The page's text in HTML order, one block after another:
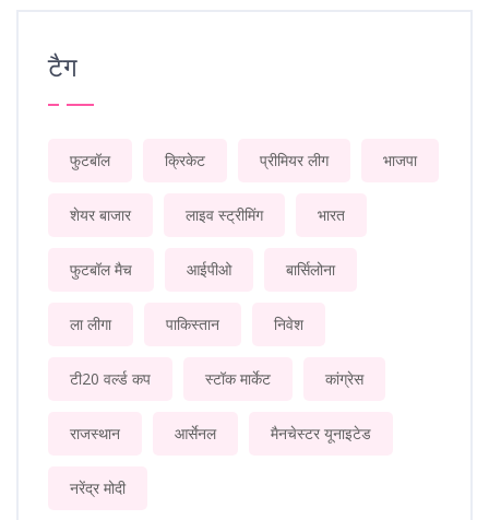
टैग
फुटबॉल क्रिकेट प्रीमियर लीग भाजपा
शेयर बाजार लाइव स्ट्रीमिंग भारत
फुटबॉल मैच आईपीओ बार्सिलोना
ला लीगा पाकिस्तान निवेश
टी20 वर्ल्ड कप स्टॉक मार्केट कांग्रेस
राजस्थान आर्सेनल मैनचेस्टर यूनाइटेड
नरेंद्र मोदी